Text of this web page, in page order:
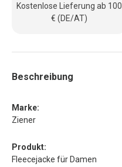
Kostenlose Lieferung ab 100
€ (DE/AT)
Beschreibung
Marke:
Ziener
Produkt:
Fleecejacke für Damen